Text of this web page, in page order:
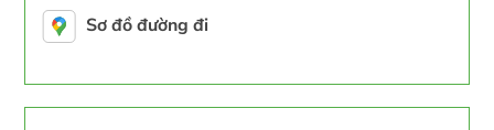
Sơ đồ đường đi